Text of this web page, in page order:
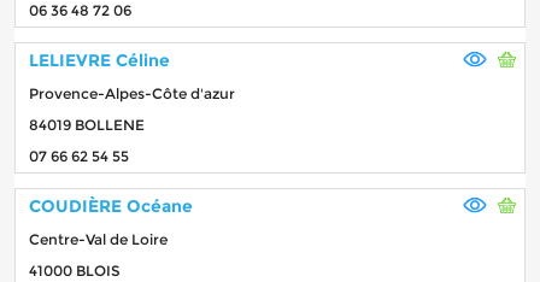
06 36 48 72 06
LELIEVRE Céline
Provence-Alpes-Côte d'azur
84019 BOLLENE
07 66 62 54 55
COUDIÈRE Océane
Centre-Val de Loire
41000 BLOIS